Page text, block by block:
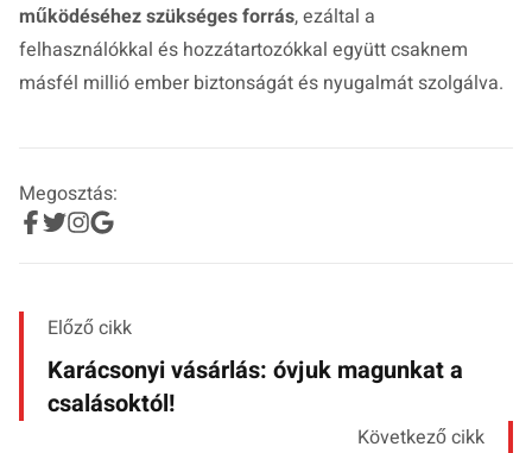
működéséhez szükséges forrás, ezáltal a
felhasználókkal és hozzátartozókkal együtt csaknem
másfél millió ember biztonságát és nyugalmát szolgálva.
Megosztás:
Előző cikk
Karácsonyi vásárlás: óvjuk magunkat a
csalásoktól!
Következő cikk